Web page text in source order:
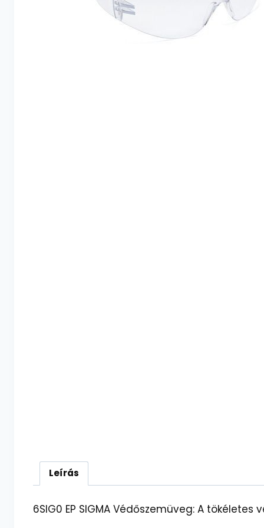
Leírás
6SIG0 EP SIGMA Védőszemüveg: A